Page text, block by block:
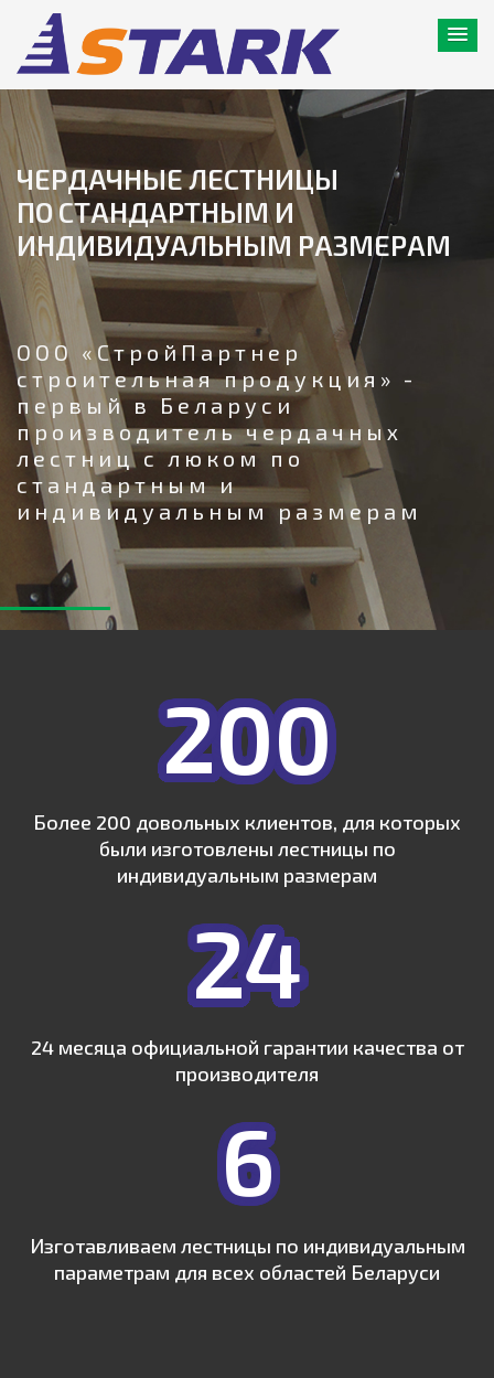
ЧЕРДАЧНЫЕ ЛЕСТНИЦЫ
ПО СТАНДАРТНЫМ И
ИНДИВИДУАЛЬНЫМ РАЗМЕРАМ
ООО «СтройПартнер
строительная продукция» -
первый в Беларуси
производитель чердачных
лестниц с люком по
стандартным и
индивидуальным размерам
200
Более 200 довольных клиентов, для которых
были изготовлены лестницы по
индивидуальным размерам
24
24 месяца официальной гарантии качества от
производителя
6
Изготавливаем лестницы по индивидуальным
параметрам для всех областей Беларуси